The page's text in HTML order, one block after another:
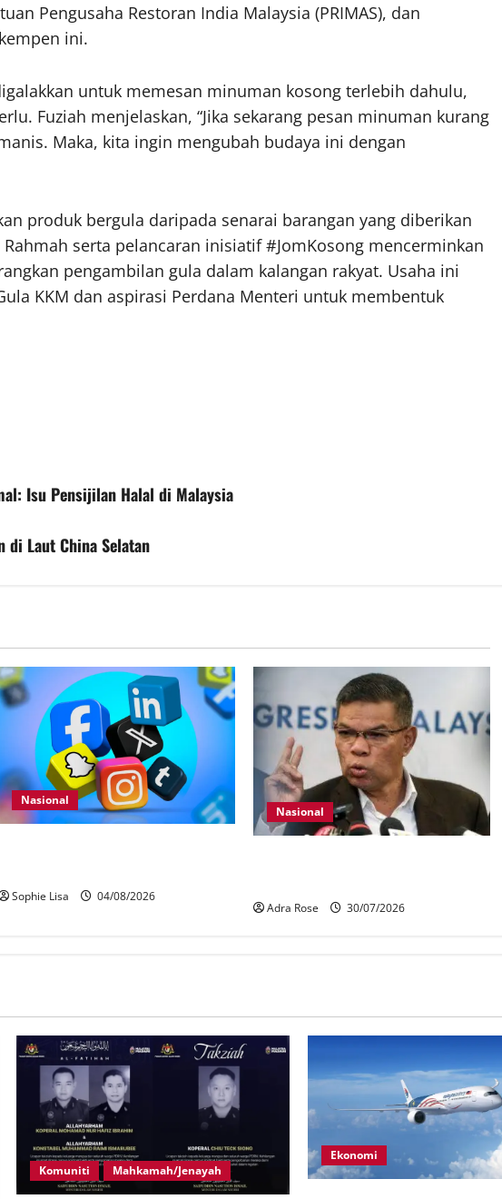
Pengusaha Restoran India Malaysia (PRIMAS), dan
ini.
untuk memesan minuman kosong terlebih dahulu,
Fuziah menjelaskan, “Jika sekarang pesan minuman kurang
Maka, kita ingin mengubah budaya ini dengan
produk bergula daripada senarai barangan yang diberikan
serta pelancaran inisiatif #JomKosong mencerminkan
pengambilan gula dalam kalangan rakyat. Usaha ini
KKM dan aspirasi Perdana Menteri untuk membentuk
Isu Pensijilan Halal di Malaysia
di Laut China Selatan
Nasional
Sophie Lisa 04/08/2026
Nasional
Adra Rose 30/07/2026
Komuniti Mahkamah/Jenayah
Ekonomi